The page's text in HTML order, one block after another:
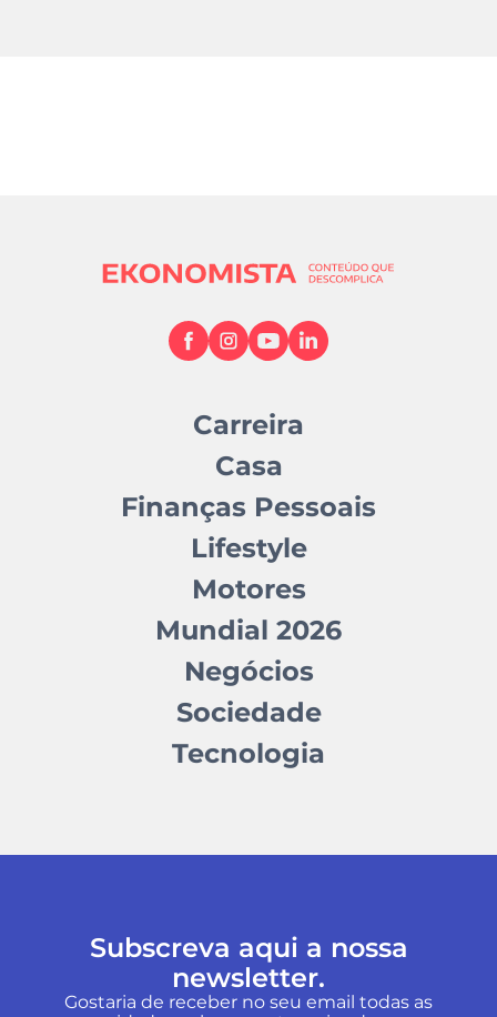
Carreira
Casa
Finanças Pessoais
Lifestyle
Motores
Mundial 2026
Negócios
Sociedade
Tecnologia
Subscreva aqui a nossa
newsletter.
Gostaria de receber no seu email todas as